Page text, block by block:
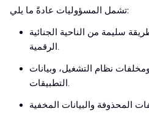
تشمل المسؤوليات عادةً ما يلي:
سليمة من الناحية الجنائية
الرقمية.
نظام التشغيل، وبيانات
التطبيقات.